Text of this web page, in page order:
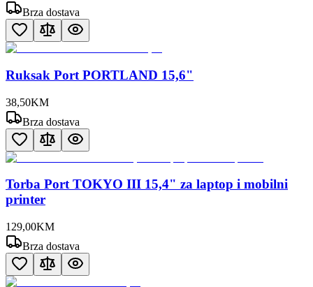
Brza dostava
Ruksak Port PORTLAND 15,6"
38,50KM
Brza dostava
Torba Port TOKYO III 15,4" za laptop i mobilni
printer
129,00KM
Brza dostava